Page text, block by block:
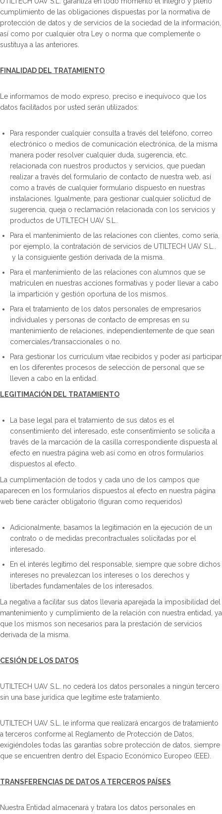
cumplimiento de las obligaciones dispuestas por la normativa de
protección de datos y de servicios de la sociedad de la información,
así como por cualquier otra Ley o norma que complemente o
sustituya a las anteriores.
FINALIDAD DEL TRATAMIENTO
Le informamos de modo expreso, preciso e inequívoco que los
datos facilitados por usted serán utilizados:
Para responder cualquier consulta a través del teléfono, correo
electrónico o medios de comunicación electrónica, de la misma
manera poder resolver cualquier duda, sugerencia, etc.
relacionada con nuestros productos y servicios, que puedan
realizar a través del formulario de contacto de nuestra web, así
como a través de cualquier formulario dispuesto en nuestras
instalaciones. Igualmente, para gestionar cualquier solicitud de
sugerencia, queja o reclamación relacionada con los servicios y
productos de UTILTECH UAV S.L..
Para el mantenimiento de las relaciones con clientes, como sería,
por ejemplo, la contratación de servicios de UTILTECH UAV S.L..
y la consiguiente gestión derivada de la misma.
Para el mantenimiento de las relaciones con alumnos que se
matriculen en nuestras acciones formativas y poder llevar a cabo
la impartición y gestión oportuna de los mismos.
Para el tratamiento de los datos personales de empresarios
individuales y personas de contacto de empresas en su
mantenimiento de relaciones, independientemente de que sean
comerciales/transaccionales o no.
Para gestionar los currículum vitae recibidos y poder así participar
en los diferentes procesos de selección de personal que se
lleven a cabo en la entidad.
LEGITIMACIÓN DEL TRATAMIENTO
La base legal para el tratamiento de sus datos es el
consentimiento del interesado, este consentimiento se solicita a
través de la marcación de la casilla correspondiente dispuesta al
efecto en nuestra página web así como en otros formularios
dispuestos al efecto.
La cumplimentación de todos y cada uno de los campos que
aparecen en los formularios dispuestos al efecto en nuestra página
web tiene carácter obligatorio (figuran como requeridos)
Adicionalmente, basamos la legitimación en la ejecución de un
contrato o de medidas precontractuales solicitadas por el
interesado.
En el interés legítimo del responsable, siempre que sobre dichos
intereses no prevalezcan los intereses o los derechos y
libertades fundamentales de los interesados.
La negativa a facilitar sus datos llevaría aparejada la imposibilidad del
mantenimiento y cumplimiento de la relación con nuestra entidad, ya
que los mismos son necesarios para la prestación de servicios
derivada de la misma.
CESIÓN DE LOS DATOS
UTILTECH UAV S.L. no cederá los datos personales a ningún tercero
sin una base jurídica que legitime este tratamiento.
UTILTECH UAV S.L. le informa que realizará encargos de tratamiento
a terceros conforme al Reglamento de Protección de Datos,
exigiéndoles todas las garantías sobre protección de datos, siempre
que se encuentren dentro del Espacio Económico Europeo (EEE).
TRANSFERENCIAS DE DATOS A TERCEROS PAÍSES
Nuestra Entidad almacenará y tratara los datos personales en